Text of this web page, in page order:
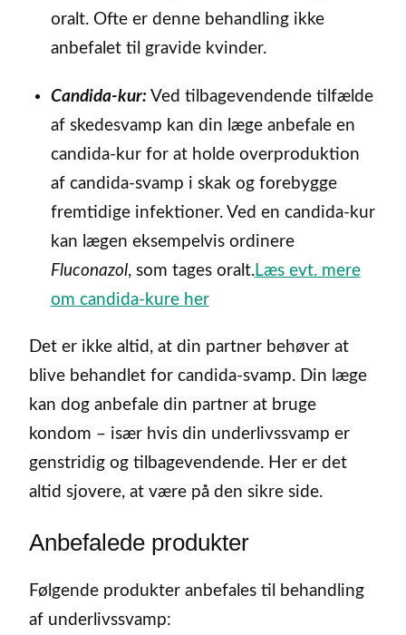
oralt. Ofte er denne behandling ikke
anbefalet til gravide kvinder.
Candida-kur: Ved tilbagevendende tilfælde
af skedesvamp kan din læge anbefale en
candida-kur for at holde overproduktion
af candida-svamp i skak og forebygge
fremtidige infektioner. Ved en candida-kur
kan lægen eksempelvis ordinere
Fluconazol, som tages oralt.Læs evt. mere
om candida-kure her
Det er ikke altid, at din partner behøver at
blive behandlet for candida-svamp. Din læge
kan dog anbefale din partner at bruge
kondom – især hvis din underlivssvamp er
genstridig og tilbagevendende. Her er det
altid sjovere, at være på den sikre side.
Anbefalede produkter
Følgende produkter anbefales til behandling
af underlivssvamp: